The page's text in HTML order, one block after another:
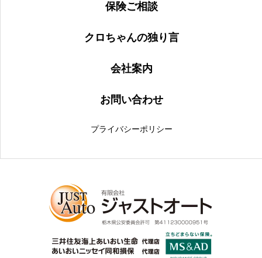
保険ご相談
クロちゃんの独り言
会社案内
お問い合わせ
プライバシーポリシー